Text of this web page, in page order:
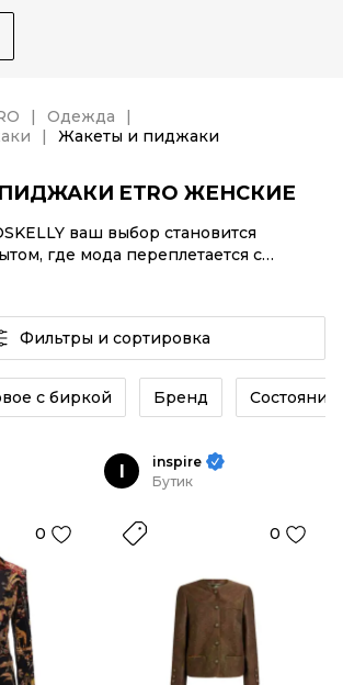
Одежда
Жакеты и пиджаки
ETRO ЖЕНСКИЕ
ваш выбор становится
где мода переплетается с
каждого заказа – Жакеты и пиджаки
селлеров OSKELLY с быстрой
Ваш стиль не ждет, и мы тоже!
или Жакеты и пиджаки ETRO
коллекций – заказывайте на сайте
OSKELLY с целой экосистемой
Фильтры и сортировка
с биркой Бренд Состояние
0
I
inspire
Бутик
0